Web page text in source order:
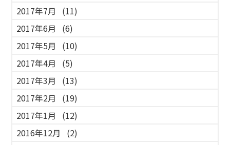
2017年7月
(11)
2017年6月
(6)
2017年5月
(10)
2017年4月
(5)
2017年3月
(13)
2017年2月
(19)
2017年1月
(12)
2016年12月
(2)